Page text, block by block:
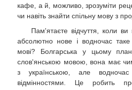
кафе, а й, можливо, зрозуміти
чи навіть знайти спільну мову з
Пам'ятаєте відчуття, коли
абсолютно нове і водночас
мові? Болгарська у цьому
слов'янською мовою, вона має
з українською, але водночас
відмінностями. Це робить